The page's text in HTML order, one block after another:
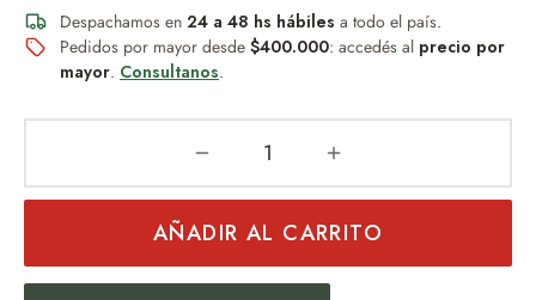
fácil de transportar.
Plato rectangular de pino de 28 cm x 18,5 cm x 1,5cm.
Vaso de acero inoxidable de 250 ml.
Un detalle permanente, resistente al desgaste y al paso del
Ideal para:
Despachamos en 24 a 48 hs hábiles a todo el país.
Pedidos por mayor desde $400.000: accedés al precio por
mayor. Consultanos.
AÑADIR AL CARRITO